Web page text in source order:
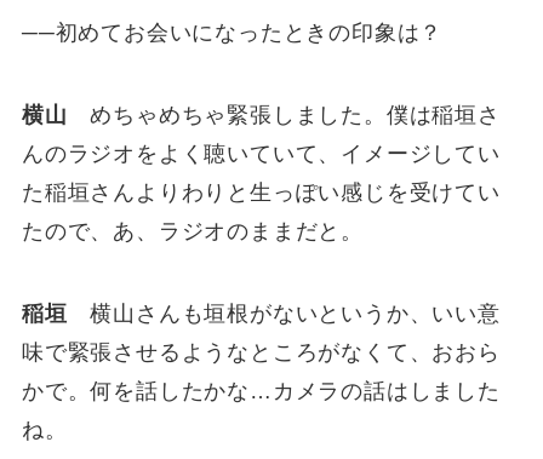
──初めてお会いになったときの印象は？
横山 めちゃめちゃ緊張しました。僕は稲垣さ
んのラジオをよく聴いていて、イメージしてい
た稲垣さんよりわりと生っぽい感じを受けてい
たので、あ、ラジオのままだと。
稲垣 横山さんも垣根がないというか、いい意
味で緊張させるようなところがなくて、おおら
かで。何を話したかな…カメラの話はしました
ね。